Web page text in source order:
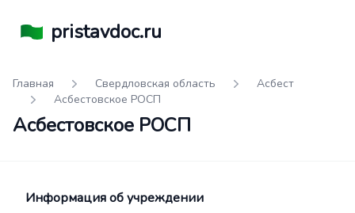
pristavdoc.ru
Главная Свердловская область
Асбест
Асбестовское РОСП
Асбестовское РОСП
Информация об учреждении